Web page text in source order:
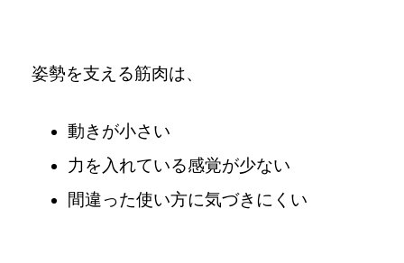
姿勢を支える筋肉は、
動きが小さい
力を入れている感覚が少ない
間違った使い方に気づきにくい